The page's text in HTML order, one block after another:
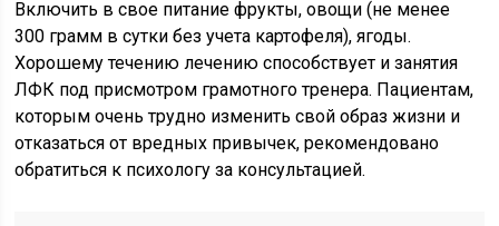
Включить в свое питание фрукты, овощи (не менее
300 грамм в сутки без учета картофеля), ягоды.
Хорошему течению лечению способствует и занятия
ЛФК под присмотром грамотного тренера. Пациентам,
которым очень трудно изменить свой образ жизни и
отказаться от вредных привычек, рекомендовано
обратиться к психологу за консультацией.